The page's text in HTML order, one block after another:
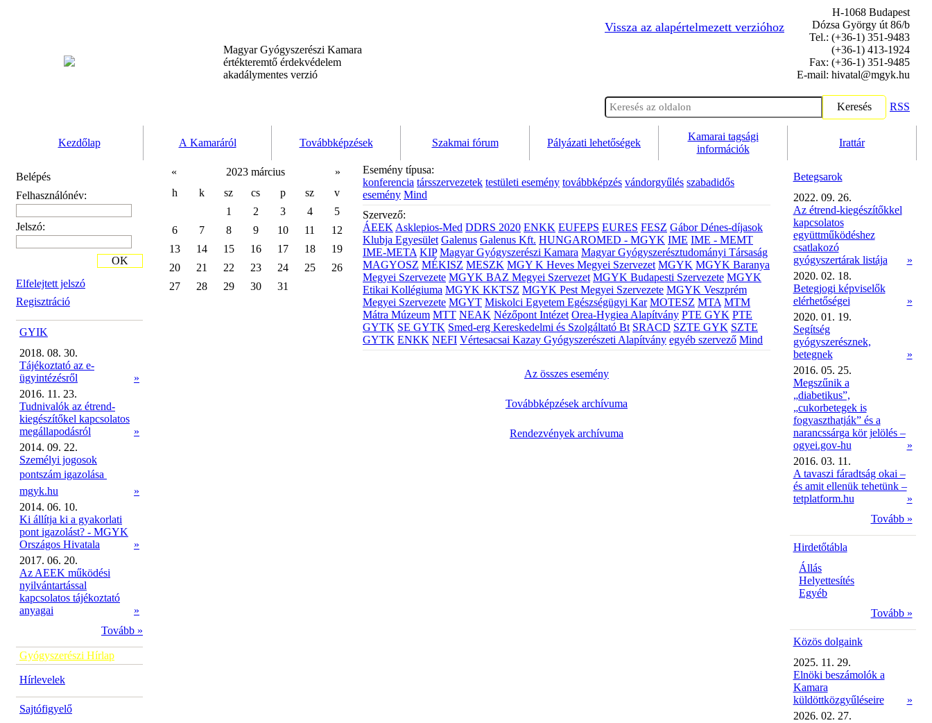
Magyar Gyógyszerészi Kamara
értékteremtő érdekvédelem
akadálymentes verzió
Vissza az alapértelmezett verzióhoz
H-1068 Budapest
Dózsa György út 86/b
Tel.: (+36-1) 351-9483
(+36-1) 413-1924
Fax: (+36-1) 351-9485
E-mail: hivatal@mgyk.hu
Keresés RSS
Kezdőlap A Kamaráról Továbbképzések Szakmai fórum Pályázati lehetőségek
Kamarai tagsági
információk
Irattár
Belépés
Felhasználónév:
Jelszó:
Elfelejtett jelszó
Regisztráció
OK
GYIK
2018. 08. 30.
Tájékoztató az e-
ügyintézésről
»
2016. 11. 23.
Tudnivalók az étrend-
kiegészítőkel kapcsolatos
megállapodásról
»
2014. 09. 22.
Személyi jogosok
pontszám igazolása 
mgyk.hu
»
2014. 06. 10.
Ki állítja ki a gyakorlati
pont igazolást? - MGYK
Országos Hivatala
»
2017. 06. 20.
Az AEEK működési
nyilvántartással
kapcsolatos tájékoztató
anyagai
»
Tovább »
Gyógyszerészi Hírlap
Hírlevelek
Sajtófigyelő
« 2023 március
»
h
k sz cs p sz
v
1
2 3 4
5
6
7 8 9 10 11
12
13
14 15 16 17 18
19
20
21 22 23 24 25
26
27
28 29 30 31
Esemény típusa:
konferencia társszervezetek testületi esemény továbbképzés vándorgyűlés szabadidős
esemény Mind
Szervező:
ÁEEK Asklepios-Med DDRS 2020 ENKK EUFEPS EURES FESZ Gábor Dénes-díjasok
Klubja Egyesület Galenus Galenus Kft. HUNGAROMED - MGYK IME IME - MEMT
IME-META KIP Magyar Gyógyszerészi Kamara Magyar Gyógyszerésztudományi Társaság
MAGYOSZ MÉKISZ MESZK MGY K Heves Megyei Szervezet MGYK MGYK Baranya
Megyei Szervezete MGYK BAZ Megyei Szervezet MGYK Budapesti Szervezete MGYK
Etikai Kollégiuma MGYK KKTSZ MGYK Pest Megyei Szervezete MGYK Veszprém
Megyei Szervezete MGYT Miskolci Egyetem Egészségügyi Kar MOTESZ MTA MTM
Mátra Múzeum MTT NEAK Nézőpont Intézet Orea-Hygiea Alapítvány PTE GYK PTE
GYTK SE GYTK Smed-erg Kereskedelmi és Szolgáltató Bt SRACD SZTE GYK SZTE
GYTK ENKK NEFI Vértesacsai Kazay Gyógyszerészeti Alapítvány egyéb szervező Mind
Az összes esemény
Továbbképzések archívuma
Rendezvények archívuma
Betegsarok
2022. 09. 26.
Az étrend-kiegészítőkkel
kapcsolatos
együttműködéshez
csatlakozó
gyógyszertárak listája
»
2020. 02. 18.
Betegjogi képviselők
elérhetőségei
»
2020. 01. 19.
Segítség
gyógyszerésznek,
betegnek
»
2016. 05. 25.
Megszűnik a
„diabetikus”,
„cukorbetegek is
fogyaszthatják” és a
narancssárga kör jelölés –
ogyei.gov-hu
»
2016. 03. 11.
A tavaszi fáradtság okai –
és amit ellenük tehetünk –
tetplatform.hu
»
Tovább »
Hirdetőtábla
Állás
Helyettesítés
Egyéb
Tovább »
Közös dolgaink
2025. 11. 29.
Elnöki beszámolók a
Kamara
küldöttközgyűléseire
»
2026. 02. 27.